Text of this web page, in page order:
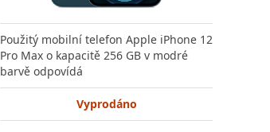
Použitý mobilní telefon Apple iPhone 12
Pro Max o kapacitě 256 GB v modré
barvě odpovídá
Vyprodáno